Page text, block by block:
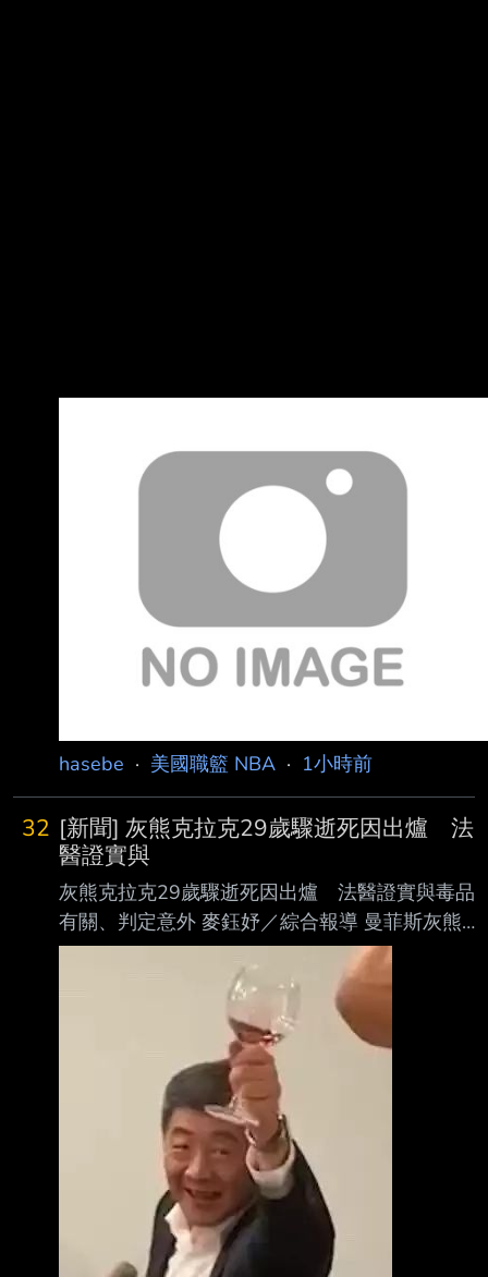
hasebe · 美國職籃 NBA · 1小時前
32 [新聞] 灰熊克拉克29歲驟逝死因出爐 法
醫證實與
灰熊克拉克29歲驟逝死因出爐 法醫證實與毒品
有關、判定意外 麥鈺妤／綜合報導 曼菲斯灰熊
前鋒克拉克（Brandon Clarke）今年5月驟逝，
享年29歲，震驚NBA。時隔近3個 月，洛杉磯郡
法醫辦公室公布死因調查結果，確認克拉克死於
海洛因與古柯鹼共同作用， 死亡方式則被判定
為「意外」。 克拉克於5月11日晚間被發現倒臥
在洛杉磯聖費爾南多谷一處住宅的臥室內，當救
護人員 抵達現場時已失去生命跡象，隨後當場
宣告死亡。根據當時美國媒體報導，現場曾發現
毒 品，但警方並未發現涉及他殺的跡象。 克拉
克的驟逝當時震撼N